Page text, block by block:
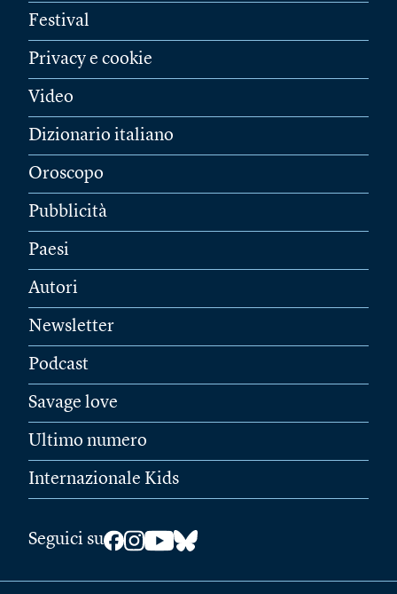
Festival
Privacy e cookie
Video
Dizionario italiano
Oroscopo
Pubblicità
Paesi
Autori
Newsletter
Podcast
Savage love
Ultimo numero
Internazionale Kids
Seguici su